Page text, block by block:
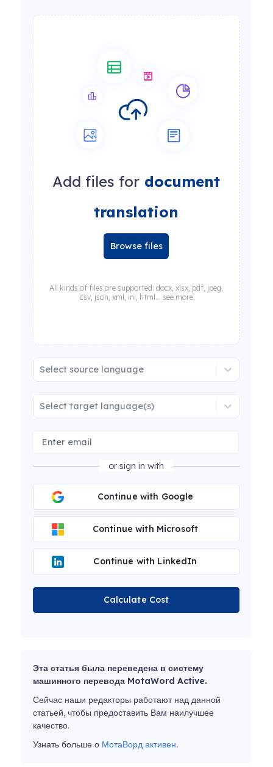
Add files for document
translation
Browse files
All kinds of files are supported: docx, xlsx, pdf, jpeg,
csv, json, xml, ini, html... see more
Select source language
Select target language(s)
or sign in with
Continue with Google
Continue with Microsoft
Continue with LinkedIn
Calculate Cost
Эта статья была переведена в систему
машинного перевода MotaWord Active.
Сейчас наши редакторы работают над данной
статьей, чтобы предоставить Вам наилучшее
качество.
Узнать больше о МотаВорд активен.